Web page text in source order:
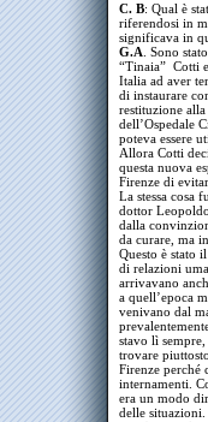
C. B: Qual è
riferendosi in
significava in
G.A . Sono
“Tinaia” Cotti
Italia ad aver
di instaurare
restituzione
dell’Ospedale
poteva essere
Allora Cotti
questa nuova
Firenze di
La stessa cosa
dottor
dalla
da curare, ma
Questo è stato
di relazioni
arrivavano
a quell’epoca
venivano dal
stavo lì
trovare
Firenze perché
internamenti.
era un modo
delle situazioni.